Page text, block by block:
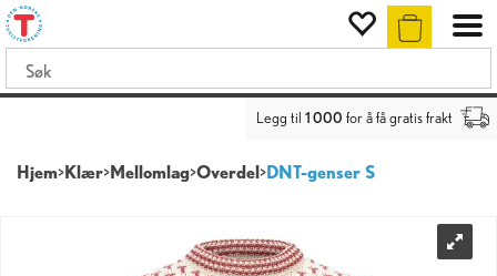
Legg til 1 000 for å få gratis frakt
Hjem>Klær>Mellomlag>Overdel>DNT-genser S